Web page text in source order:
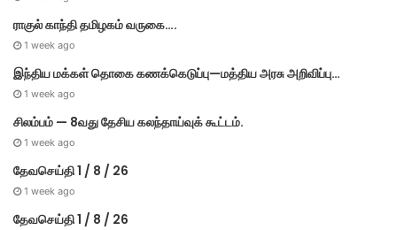
ராகுல் காந்தி தமிழகம் வருகை….
1 week ago
இந்திய மக்கள் தொகை கணக்கெடுப்பு—மத்திய அரசு அறிவிப்பு…
1 week ago
சிலம்பம் — 8வது தேசிய கலந்தாய்வுக் கூட்டம்.
1 week ago
தேவசெய்தி 1 / 8 / 26
1 week ago
தேவசெய்தி 1 / 8 / 26